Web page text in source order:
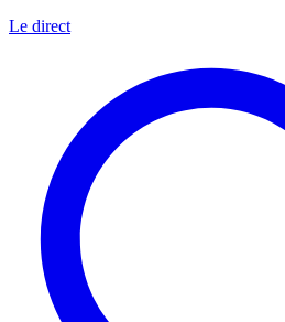
Le direct